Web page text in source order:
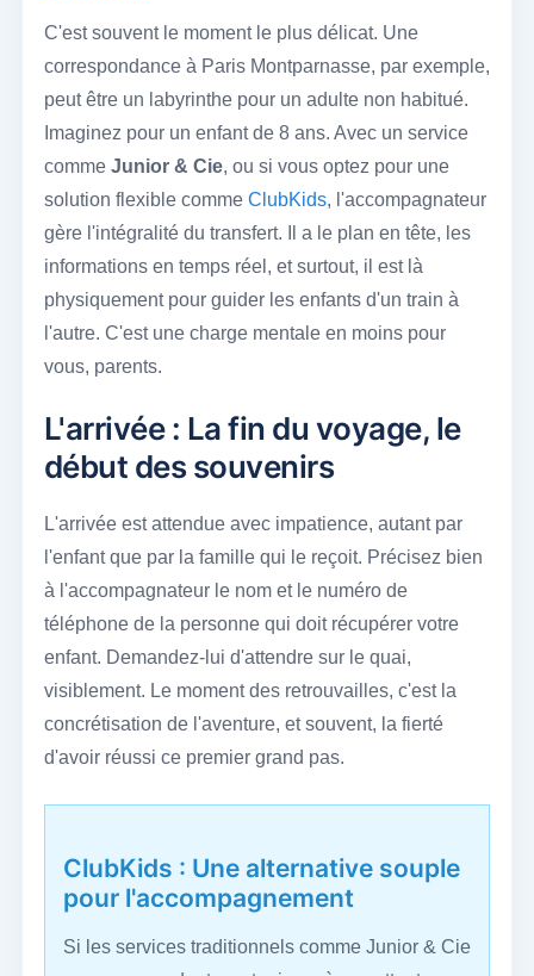
C'est souvent le moment le plus délicat. Une
correspondance à Paris Montparnasse, par exemple,
peut être un labyrinthe pour un adulte non habitué.
Imaginez pour un enfant de 8 ans. Avec un service
comme Junior & Cie, ou si vous optez pour une
solution flexible comme ClubKids, l'accompagnateur
gère l'intégralité du transfert. Il a le plan en tête, les
informations en temps réel, et surtout, il est là
physiquement pour guider les enfants d'un train à
l'autre. C'est une charge mentale en moins pour
vous, parents.
L'arrivée : La fin du voyage, le
début des souvenirs
L'arrivée est attendue avec impatience, autant par
l'enfant que par la famille qui le reçoit. Précisez bien
à l'accompagnateur le nom et le numéro de
téléphone de la personne qui doit récupérer votre
enfant. Demandez-lui d'attendre sur le quai,
visiblement. Le moment des retrouvailles, c'est la
concrétisation de l'aventure, et souvent, la fierté
d'avoir réussi ce premier grand pas.
ClubKids : Une alternative souple
pour l'accompagnement
Si les services traditionnels comme Junior & Cie